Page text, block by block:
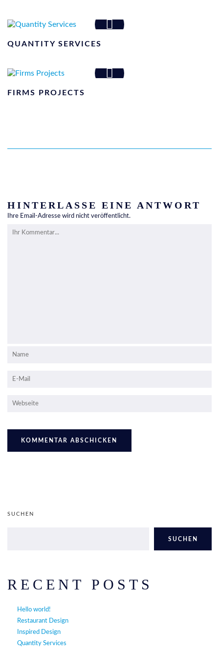
QUANTITY SERVICES
FIRMS PROJECTS
HINTERLASSE EINE ANTWORT
Ihre Email-Adresse wird nicht veröffentlicht.
SUCHEN
SUCHEN
RECENT POSTS
Hello world!
Restaurant Design
Inspired Design
Quantity Services